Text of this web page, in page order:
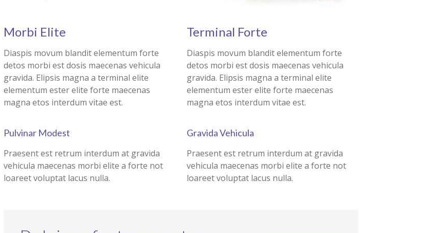
Morbi Elite
Diaspis movum blandit elementum forte
detos morbi est dosis maecenas vehicula
gravida. Elipsis magna a terminal elite
elementum ester elite forte maecenas
magna etos interdum vitae est.
Pulvinar Modest
Praesent est retrum interdum at gravida
vehicula maecenas morbi elite a forte not
loareet voluptat lacus nulla.
Terminal Forte
Diaspis movum blandit elementum forte
detos morbi est dosis maecenas vehicula
gravida. Elipsis magna a terminal elite
elementum ester elite forte maecenas
magna etos interdum vitae est.
Gravida Vehicula
Praesent est retrum interdum at gravida
vehicula maecenas morbi elite a forte not
loareet voluptat lacus nulla.